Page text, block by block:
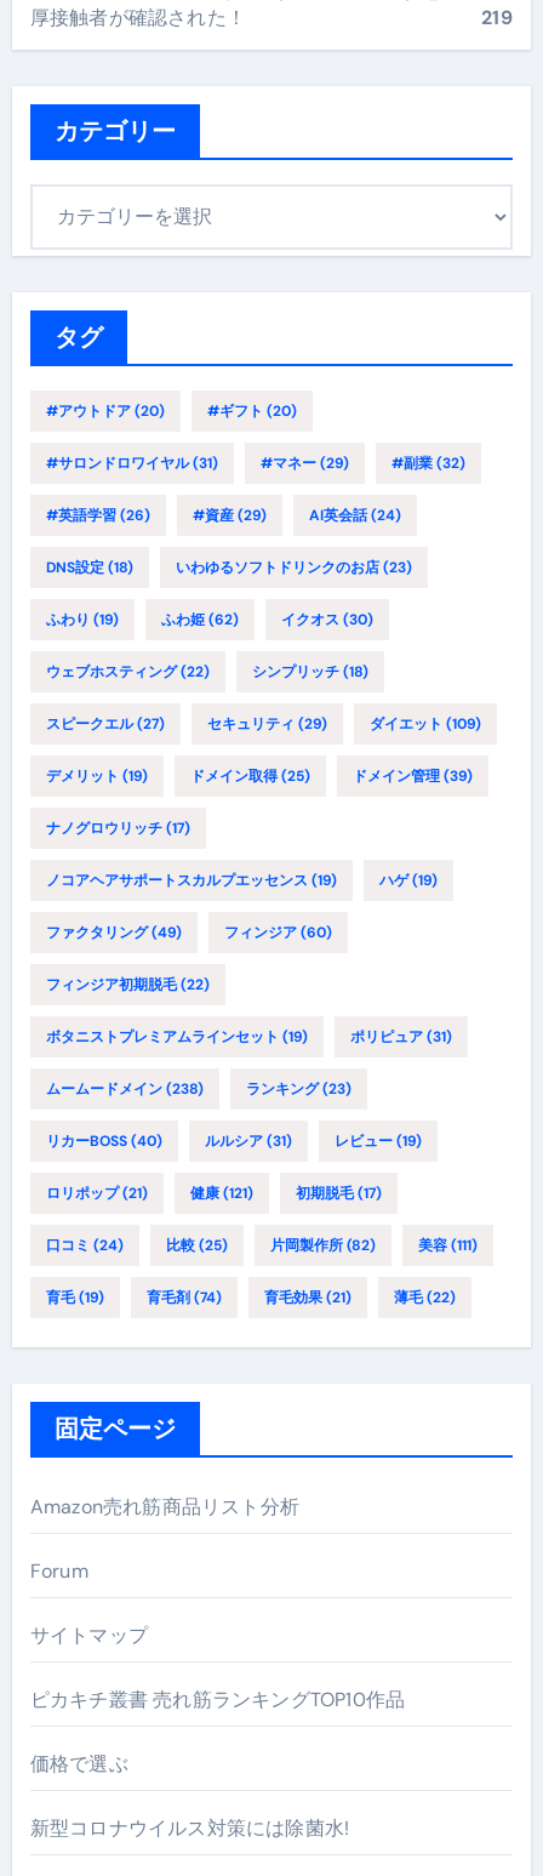
厚接触者が確認された！
219
カテゴリー
タグ
#アウトドア(20) #ギフト (20)
#サロンドロワイヤル(31) #マネー(29) #副業(32)
#英語学習(26) #資産(29) AI英会話(24)
DNS設定(18) いわゆるソフトドリンクのお店(23)
ふわり (19) ふわ姫(62) イクオス (30)
ウェブホスティング(22) シンプリッチ(18)
スピークエル(27) セキュリティ (29) ダイエット (109)
デメリット (19) ドメイン取得(25) ドメイン管理(39)
ナノグロウリッチ(17)
ノコアヘアサポートスカルプエッセンス (19) ハゲ(19)
ファクタリング(49) フィンジア(60)
フィンジア初期脱毛(22)
ボタニストプレミアムラインセット (19) ポリピュア(31)
ムームードメイン(238) ランキング(23)
リカーBOSS(40) ルルシア(31) レビュー(19)
ロリポップ(21) 健康(121) 初期脱毛(17)
口コミ (24) 比較(25) 片岡製作所(82) 美容(111)
育毛(19) 育毛剤 (74) 育毛効果(21) 薄毛(22)
固定ページ
Amazon売れ筋商品リスト分析
Forum
サイトマップ
ピカキチ叢書 売れ筋ランキングTOP10作品
価格で選ぶ
新型コロナウイルス対策には除菌水!